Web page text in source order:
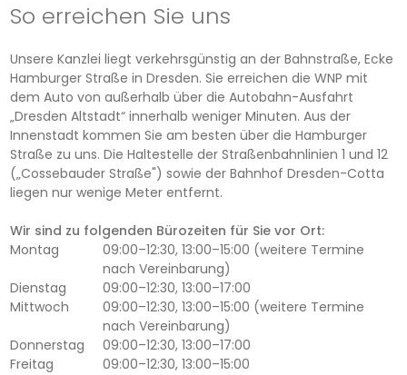
So erreichen Sie uns
Unsere Kanzlei liegt verkehrsgünstig an der Bahnstraße, Ecke
Hamburger Straße in Dresden. Sie erreichen die WNP mit
dem Auto von außerhalb über die Autobahn-Ausfahrt
„Dresden Altstadt“ innerhalb weniger Minuten. Aus der
Innenstadt kommen Sie am besten über die Hamburger
Straße zu uns. Die Haltestelle der Straßenbahnlinien 1 und 12
(„Cossebauder Straße") sowie der Bahnhof Dresden-Cotta
liegen nur wenige Meter entfernt.
Wir sind zu folgenden Bürozeiten für Sie vor Ort:
Montag
09:00–12:30, 13:00–15:00 (weitere Termine
nach Vereinbarung)
Dienstag
09:00–12:30, 13:00–17:00
Mittwoch
09:00–12:30, 13:00–15:00 (weitere Termine
nach Vereinbarung)
Donnerstag
09:00–12:30, 13:00–17:00
Freitag
09:00–12:30, 13:00–15:00